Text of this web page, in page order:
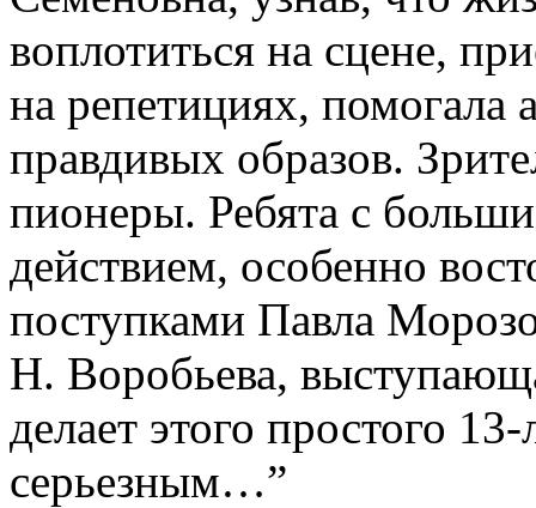
воплотиться на сцене,
на репетициях, помогала
правдивых образов.
пионеры. Ребята с
действием, особенно
поступками Павла
Н. Воробьева,
делает этого простого
серьезным…”